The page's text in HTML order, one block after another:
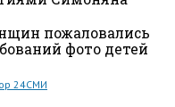
пожаловались
фото детей
24СМИ